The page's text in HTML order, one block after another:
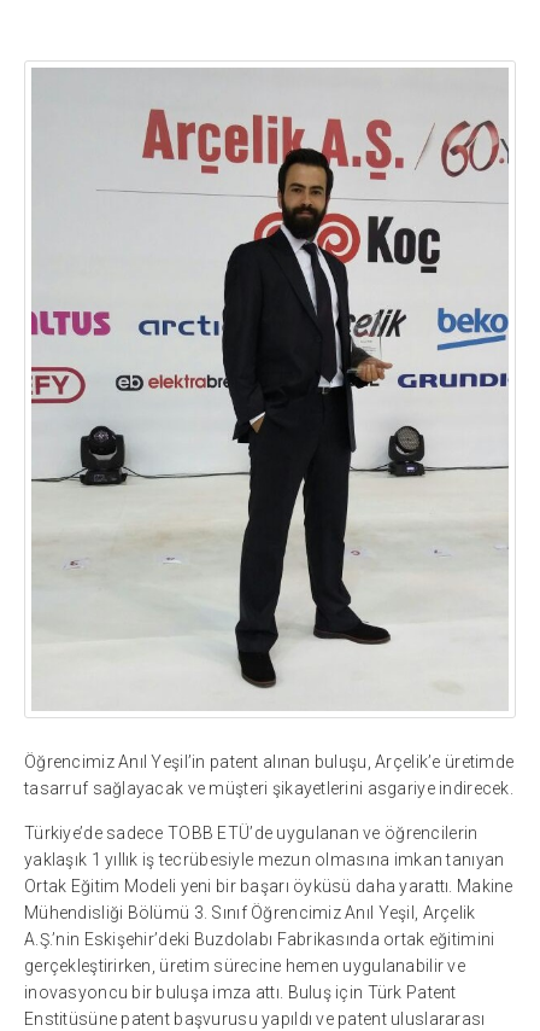
Öğrencimiz Anıl Yeşil’in patent alınan buluşu, Arçelik’e üretimde
tasarruf sağlayacak ve müşteri şikayetlerini asgariye indirecek.
Türkiye’de sadece TOBB ETÜ’de uygulanan ve öğrencilerin
yaklaşık 1 yıllık iş tecrübesiyle mezun olmasına imkan tanıyan
Ortak Eğitim Modeli yeni bir başarı öyküsü daha yarattı. Makine
Mühendisliği Bölümü 3. Sınıf Öğrencimiz Anıl Yeşil, Arçelik
A.Ş.’nin Eskişehir’deki Buzdolabı Fabrikasında ortak eğitimini
gerçekleştirirken, üretim sürecine hemen uygulanabilir ve
inovasyoncu bir buluşa imza attı. Buluş için Türk Patent
Enstitüsüne patent başvurusu yapıldı ve patent uluslararası